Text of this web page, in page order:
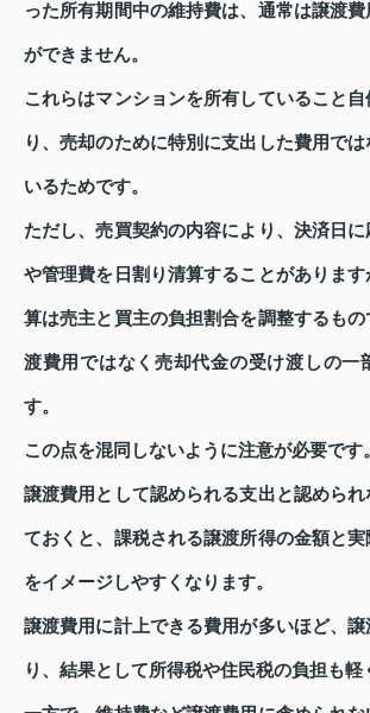
った所有期間中の維持費は、通常は譲渡
ができません。
これらはマンションを所有していること
り、売却のために特別に支出した費用で
いるためです。
ただし、売買契約の内容により、決済日
や管理費を日割り清算することがありま
算は売主と買主の負担割合を調整するも
渡費用ではなく売却代金の受け渡しの一
す。
この点を混同しないように注意が必要です。
譲渡費用として認められる支出と認めら
ておくと、課税される譲渡所得の金額と
をイメージしやすくなります。
譲渡費用に計上できる費用が多いほど、
り、結果として所得税や住民税の負担も軽